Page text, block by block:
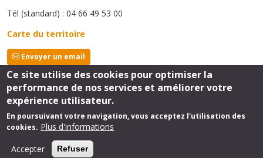
Tél (standard) : 04 66 49 53 00
Carte du territoire
Envoyer un email
Suivez-nous
Ce site utilise des cookies pour optimiser la
performance de nos services et améliorer votre
expérience utilisateur.
En poursuivant votre navigation, vous acceptez l'utilisation des
cookies. Plus d'informations
Accepter
Refuser